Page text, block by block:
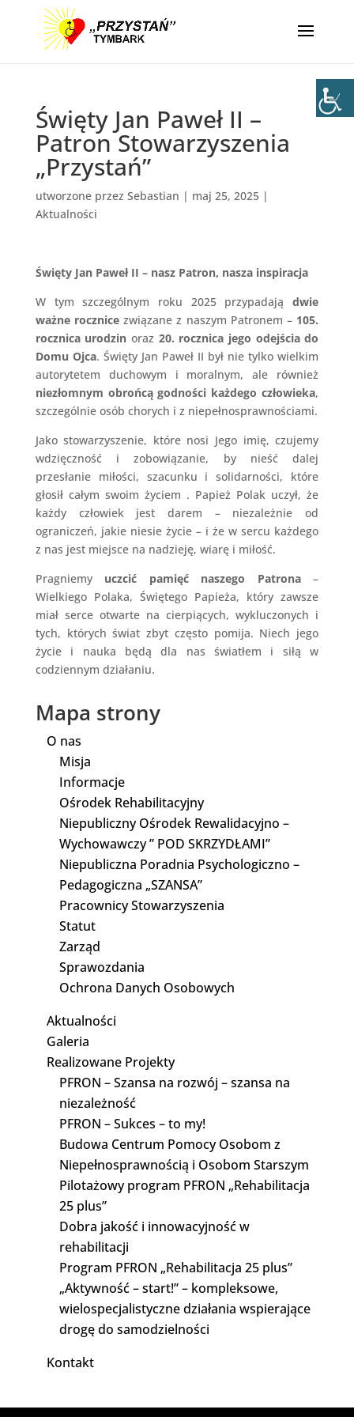
Święty Jan Paweł II –
Patron Stowarzyszenia
„Przystań”
utworzone przez Sebastian | maj 25, 2025|
Aktualności
Święty Jan Paweł II – nasz Patron, nasza inspiracja
W tym szczególnym roku 2025 przypadajądwie
ważne rocznice związane z naszym Patronem – 105.
rocznica urodzin oraz 20. rocznica jego odejścia do
Domu Ojca. Święty Jan Paweł II był nie tylko wielkim
autorytetem duchowym i moralnym, ale również
niezłomnym obrońcą godności każdego człowieka,
szczególnie osób chorych i z niepełnosprawnościami.
Jako stowarzyszenie, które nosi Jego imię, czujemy
wdzięczność i zobowiązanie, by nieść dalej
przesłanie miłości, szacunku i solidarności, które
głosił całym swoim życiem . Papież Polak uczył, że
każdy człowiek jest darem – niezależnie od
ograniczeń, jakie niesie życie – i że w sercu każdego
z nas jest miejsce na nadzieję, wiarę i miłość.
Pragniemyuczcić pamięć naszego Patrona–
Wielkiego Polaka, Świętego Papieża, który zawsze
miał serce otwarte na cierpiących, wykluczonych i
tych, których świat zbyt często pomija. Niech jego
życie i nauka będą dla nas światłem i siłą w
codziennym działaniu.
Mapa strony
O nas
Misja
Informacje
Ośrodek Rehabilitacyjny
Niepubliczny Ośrodek Rewalidacyjno –
Wychowawczy ” POD SKRZYDŁAMI”
Niepubliczna Poradnia Psychologiczno –
Pedagogiczna „SZANSA”
Pracownicy Stowarzyszenia
Statut
Zarząd
Sprawozdania
Ochrona Danych Osobowych
Aktualności
Galeria
Realizowane Projekty
PFRON – Szansa na rozwój – szansa na
niezależność
PFRON – Sukces – to my!
Budowa Centrum Pomocy Osobom z
Niepełnosprawnością i Osobom Starszym
Pilotażowy program PFRON „Rehabilitacja
25 plus”
Dobra jakość i innowacyjność w
rehabilitacji
Program PFRON „Rehabilitacja 25 plus”
„Aktywność – start!” – kompleksowe,
wielospecjalistyczne działania wspierające
drogę do samodzielności
Kontakt